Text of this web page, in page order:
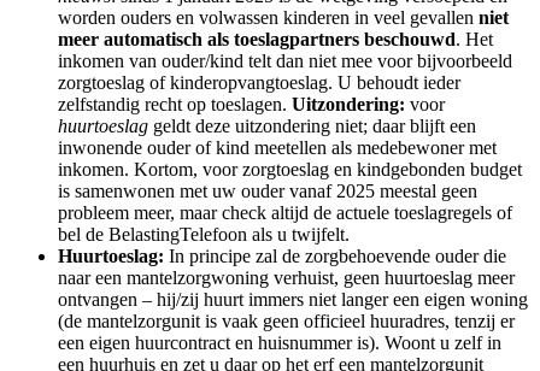
worden ouders en volwassen kinderen in veel gevallen niet
meer automatisch als toeslagpartners beschouwd. Het
inkomen van ouder/kind telt dan niet mee voor bijvoorbeeld
zorgtoeslag of kinderopvangtoeslag. U behoudt ieder
zelfstandig recht op toeslagen. Uitzondering: voor
huurtoeslag geldt deze uitzondering niet; daar blijft een
inwonende ouder of kind meetellen als medebewoner met
inkomen. Kortom, voor zorgtoeslag en kindgebonden budget
is samenwonen met uw ouder vanaf 2025 meestal geen
probleem meer, maar check altijd de actuele toeslagregels of
bel de BelastingTelefoon als u twijfelt.
Huurtoeslag: In principe zal de zorgbehoevende ouder die
naar een mantelzorgwoning verhuist, geen huurtoeslag meer
ontvangen – hij/zij huurt immers niet langer een eigen woning
(de mantelzorgunit is vaak geen officieel huuradres, tenzij er
een eigen huurcontract en huisnummer is). Woont u zelf in
een huurhuis en zet u daar op het erf een mantelzorgunit